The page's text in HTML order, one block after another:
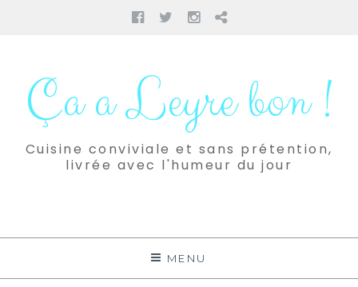
Facebook
TwitterInstagram
Pinterest
contenuÇa a Leyre bon !
Cuisine conviviale et sans prétention,
livrée avec l'humeur du jour
MENU